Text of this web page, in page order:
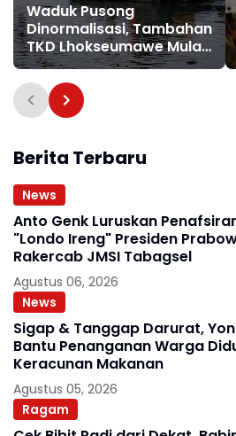
Waduk Pusong
Dinormalisasi, Tambahan
TKD Lhokseumawe Mulai
Dioptimalkan
Berita Terbaru
News
Anto Genk Luruskan
"Londo Ireng" Presiden
Rakercab JMSI Tabagsel
Agustus 06, 2026
News
Sigap & Tanggap Darurat,
Bantu Penanganan Warga
Keracunan Makanan
Agustus 05, 2026
Ragam